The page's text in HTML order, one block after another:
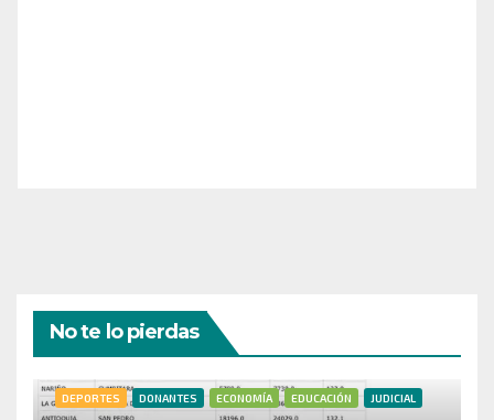
No te lo pierdas
DEPORTES DONANTES ECONOMÍA EDUCACIÓN JUDICIAL